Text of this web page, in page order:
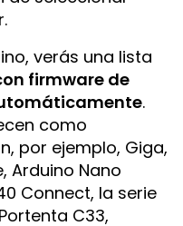
verás una lista
firmware de
.
como
por ejemplo, Giga,
Arduino Nano
Connect, la serie
C33,